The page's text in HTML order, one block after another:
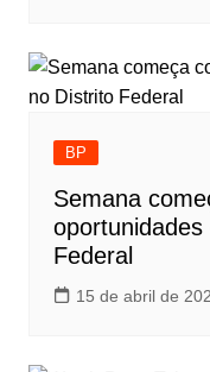
BP
Semana
Federal
15 de abril de